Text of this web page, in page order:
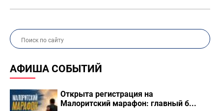
АФИША СОБЫТИЙ
Открыта регистрация на
Малоритский марафон: главный б...